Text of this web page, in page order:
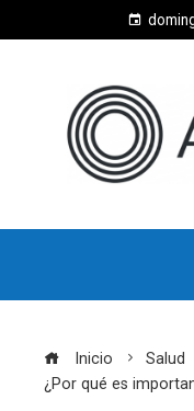
Inicio
Salud
¿Por qué es